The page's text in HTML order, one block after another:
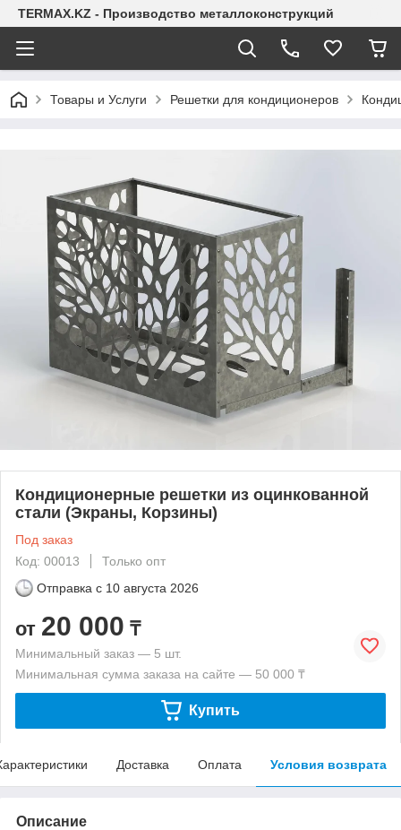
TERMAX.KZ - Производство металлоконструкций
Товары и Услуги Решетки для кондиционеров
Кондиционерные решетки из оцинкованной
стали (Экраны, Корзины)
Под заказ
Код: 00013
Только опт
Отправка с 10 августа 2026
от 20 000 ₸
Минимальный заказ — 5 шт.
Минимальная сумма заказа на сайте — 50 000 ₸
Купить
Доставка Оплата Условия возврата
Описание